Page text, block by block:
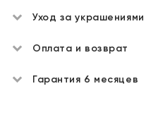
Уход за украшениями
Оплата и возврат
Гарантия 6 месяцев